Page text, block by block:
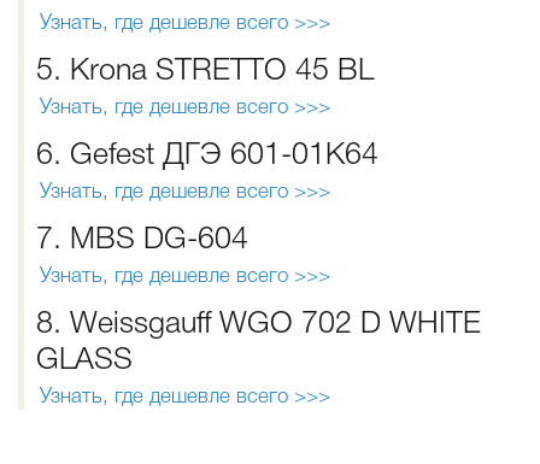
Узнать, где дешевле всего >>>
5. Krona STRETTO 45 BL
Узнать, где дешевле всего >>>
6. Gefest ДГЭ 601-01К64
Узнать, где дешевле всего >>>
7. MBS DG-604
Узнать, где дешевле всего >>>
8. Weissgauff WGO 702 D WHITE
GLASS
Узнать, где дешевле всего >>>